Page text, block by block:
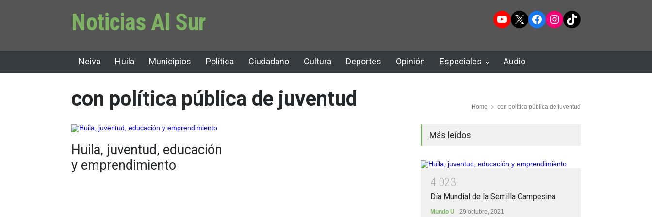
Noticias Al Sur YouTube
X Facebook
Instagram
TikTok
Neiva Huila Municipios Política Ciudadano Cultura Deportes Opinión Especiales Audio
con política pública de juventud Home con política pública de juventud
Huila, juventud, educación
y emprendimiento
Más leídos
4 023
Día Mundial de la Semilla Campesina
Mundo U 29 octubre, 2021